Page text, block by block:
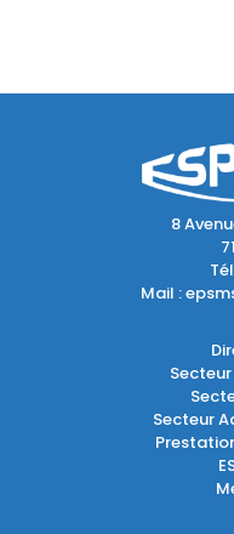
8
Mail :
Secteur